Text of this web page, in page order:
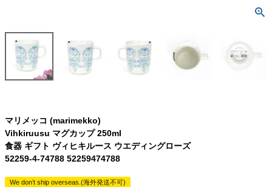
マリメッコ (marimekko)
Vihkiruusu マグカップ 250ml
食器 ギフト ヴィヒキルース ウエディングローズ
52259-4-74788 52259474788
We don’t ship overseas.(海外発送不可)